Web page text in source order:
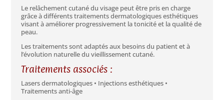
Le relâchement cutané du visage peut être pris en charge
grâce à différents traitements dermatologiques esthétiques
visant à améliorer progressivement la tonicité et la qualité de
peau.
Les traitements sont adaptés aux besoins du patient et à
l’évolution naturelle du vieillissement cutané.
Traitements associés :
Lasers dermatologiques • Injections esthétiques •
Traitements anti-âge